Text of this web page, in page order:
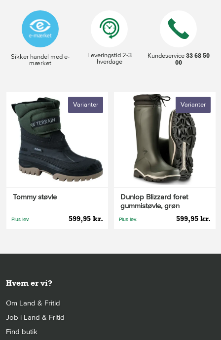
Sikker handel med e-
mærket
Leveringstid 2-3
hverdage
Kundeservice33 68 50
00
Varianter
Tommy støvle
599,95 kr.
Plus lev.
Varianter
Dunlop Blizzard foret
gummistøvle, grøn
599,95 kr.
Plus lev.
Hvem er vi?
Om Land & Fritid
Job i Land & Fritid
Find butik